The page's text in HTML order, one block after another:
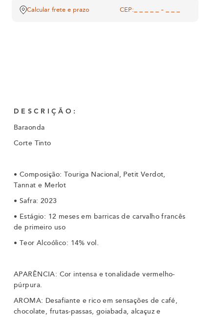
Calcular frete e prazo CEP:
DESCRIÇÃO:
Baraonda
Corte Tinto
• Composição: Touriga Nacional, Petit Verdot,
Tannat e Merlot
• Safra: 2023
• Estágio: 12 meses em barricas de carvalho francês
de primeiro uso
• Teor Alcoólico: 14% vol.
APARÊNCIA: Cor intensa e tonalidade vermelho-
púrpura.
AROMA: Desafiante e rico em sensações de café,
chocolate, frutas-passas, goiabada, alcaçuz e